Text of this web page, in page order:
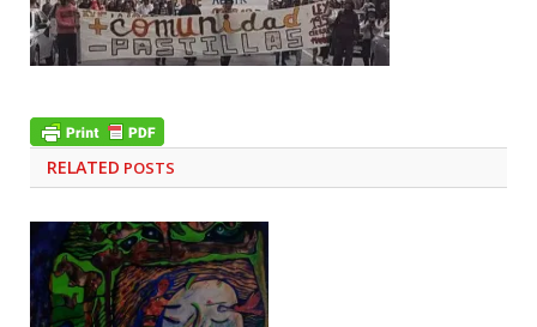
RELATED POSTS